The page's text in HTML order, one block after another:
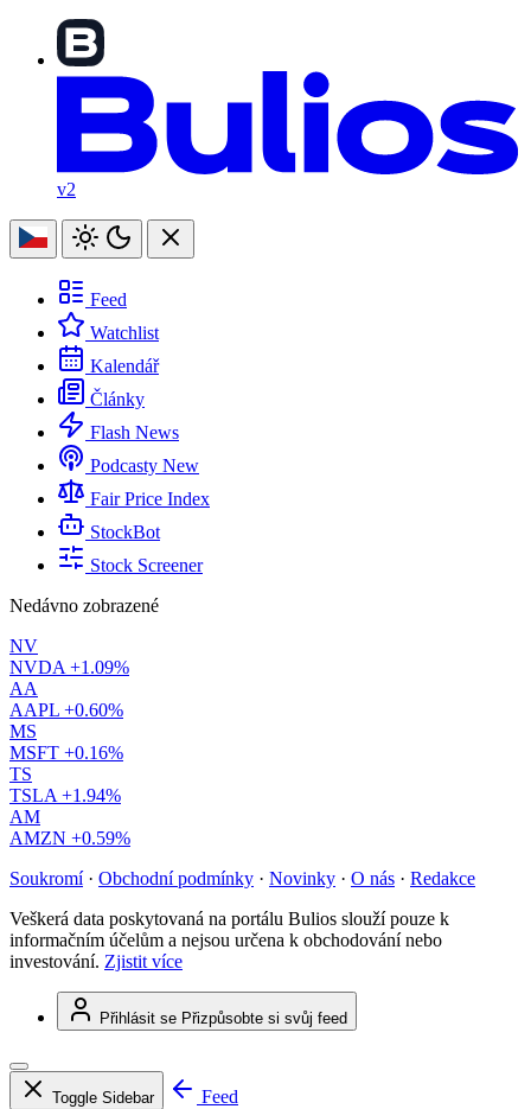
v2
Feed
Watchlist
Kalendář
Články
Flash News
Podcasty New
Fair Price Index
StockBot
Stock Screener
Nedávno zobrazené
NV
NVDA +1.09%
AA
AAPL +0.60%
MS
MSFT +0.16%
TS
TSLA +1.94%
AM
AMZN +0.59%
Soukromí · Obchodní podmínky · Novinky · O nás · Redakce
Veškerá data poskytovaná na portálu Bulios slouží pouze k
informačním účelům a nejsou určena k obchodování nebo
investování. Zjistit více
Přihlásit se Přizpůsobte si svůj feed
Toggle Sidebar
Feed